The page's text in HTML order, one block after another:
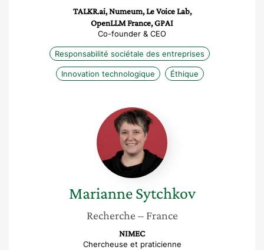
TALKR.ai, Numeum, Le Voice Lab,
OpenLLM France, GPAI
Co-founder & CEO
Responsabilité sociétale des entreprises
Innovation technologique Éthique
Marianne
Sytchkov
Marianne Sytchkov
Recherche – France
NIMEC
Chercheuse et praticienne